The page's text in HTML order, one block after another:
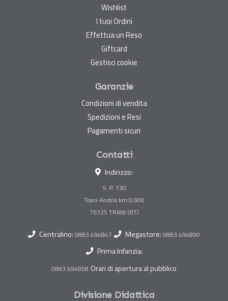
Wishlist
I tuoi Ordini
Effettua un Reso
Giftcard
Gestisci cookie
Garanzie
Condizioni di vendita
Spedizioni e Resi
Pagamenti sicuri
Contatti
Indirizzo:
S. P. 130
Trani-Andria km 0,900
Centralino: 0883 494847 Megastore: 0883 494890
Prima Infanzia:
0883 494858 Orari di apertura al pubblico
Divisione Didattica